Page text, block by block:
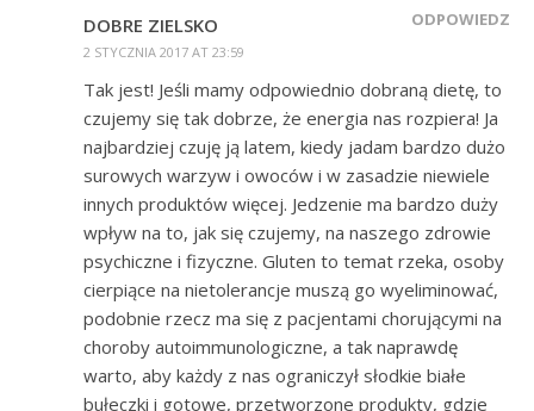
DOBRE ZIELSKO
2 STYCZNIA 2017 AT 23:59
ODPOWIEDZ
Tak jest! Jeśli mamy odpowiednio dobraną dietę, to
czujemy się tak dobrze, że energia nas rozpiera! Ja
najbardziej czuję ją latem, kiedy jadam bardzo dużo
surowych warzyw i owoców i w zasadzie niewiele
innych produktów więcej. Jedzenie ma bardzo duży
wpływ na to, jak się czujemy, na naszego zdrowie
psychiczne i fizyczne. Gluten to temat rzeka, osoby
cierpiące na nietolerancje muszą go wyeliminować,
podobnie rzecz ma się z pacjentami chorującymi na
choroby autoimmunologiczne, a tak naprawdę
warto, aby każdy z nas ograniczył słodkie białe
bułeczki i gotowe, przetworzone produkty, gdzie